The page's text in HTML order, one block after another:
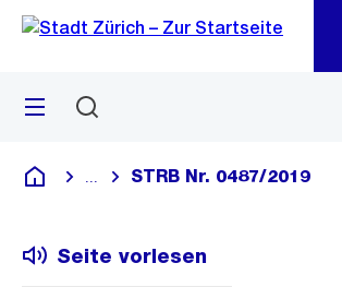
Navigation
Sprunglink
Menü
Deutsch
Blende alle Breadcrumbs ein
STRB Nr. 0487/2019
Seite vorlesen